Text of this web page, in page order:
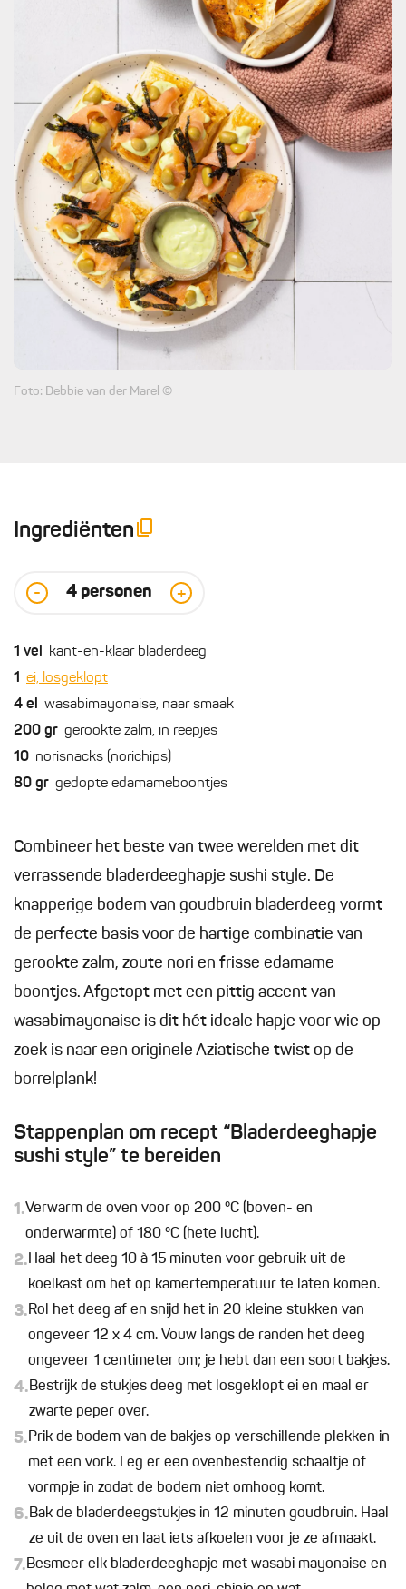
Foto: Debbie van der Marel ©
Ingrediënten
- 4 personen +
1 vel kant-en-klaar bladerdeeg
1 ei, losgeklopt
4 el wasabimayonaise, naar smaak
200 gr gerookte zalm, in reepjes
10 norisnacks (norichips)
80 gr gedopte edamameboontjes
Combineer het beste van twee werelden met dit
verrassende bladerdeeghapje sushi style. De
knapperige bodem van goudbruin bladerdeeg vormt
de perfecte basis voor de hartige combinatie van
gerookte zalm, zoute nori en frisse edamame
boontjes. Afgetopt met een pittig accent van
wasabimayonaise is dit hét ideale hapje voor wie op
zoek is naar een originele Aziatische twist op de
borrelplank!
Stappenplan om recept “Bladerdeeghapje
sushi style” te bereiden
1.Verwarm de oven voor op 200 °C (boven- en
onderwarmte) of 180 °C (hete lucht).
2.Haal het deeg 10 à 15 minuten voor gebruik uit de
koelkast om het op kamertemperatuur te laten komen.
3.Rol het deeg af en snijd het in 20 kleine stukken van
ongeveer 12 x 4 cm. Vouw langs de randen het deeg
ongeveer 1 centimeter om; je hebt dan een soort bakjes.
4.Bestrijk de stukjes deeg met losgeklopt ei en maal er
zwarte peper over.
5.Prik de bodem van de bakjes op verschillende plekken in
met een vork. Leg er een ovenbestendig schaaltje of
vormpje in zodat de bodem niet omhoog komt.
6.Bak de bladerdeegstukjes in 12 minuten goudbruin. Haal
ze uit de oven en laat iets afkoelen voor je ze afmaakt.
7.Besmeer elk bladerdeeghapje met wasabi mayonaise en